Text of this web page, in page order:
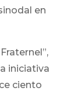
en
iniciativa
ciento